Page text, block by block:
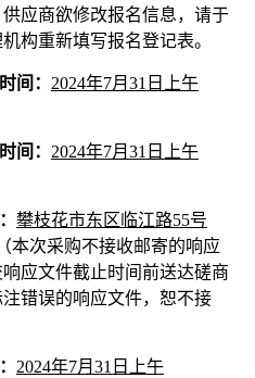
应商欲修改报名信息，请于
构重新填写报名登记表。
间： 2024年7月 31 日 上午
间： 2024年7月 31 日 上午
攀枝花市东区临江路55号
（本次采购不接收邮寄的响应
应文件截止时间前送达磋商
错误的响应文件，恕不接
2024年7月 31 日 上午